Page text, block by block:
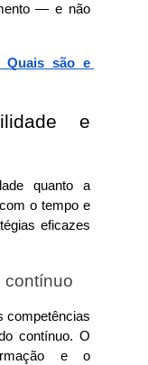
— e não
Quais são e
e
quanto a
o tempo e
eficazes
contínuo
competências
contínuo. O
e o